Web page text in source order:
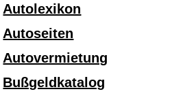
Autolexikon
Autoseiten
Autovermietung
Bußgeldkatalog